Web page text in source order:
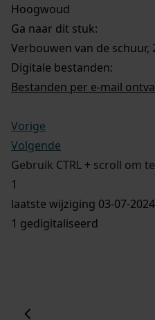
Hoogwoud
Ga naar dit stuk:
Verbouwen van de schuur,
Digitale bestanden:
Bestanden per e-mail
Vorige
Volgende
Gebruik CTRL + scroll om
laatste wijziging 03-07-2024
1 gedigitaliseerd